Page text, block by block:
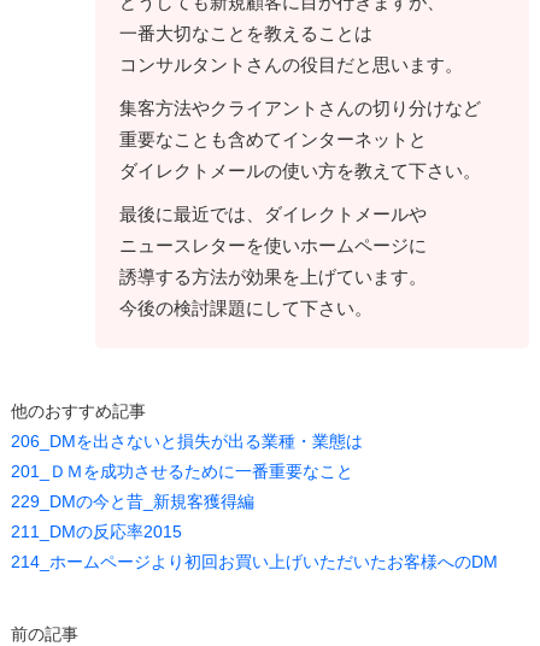
一番大切なことを教えることは
コンサルタントさんの役目だと思います。
集客方法やクライアントさんの切り分けなど
重要なことも含めてインターネットと
ダイレクトメールの使い方を教えて下さい。
最後に最近では、ダイレクトメールや
ニュースレターを使いホームページに
誘導する方法が効果を上げています。
今後の検討課題にして下さい。
他のおすすめ記事
206_DMを出さないと損失が出る業種・業態は
201_ＤＭを成功させるために一番重要なこと
229_DMの今と昔_新規客獲得編
211_DMの反応率2015
214_ホームページより初回お買い上げいただいたお客様へのDM
前の記事